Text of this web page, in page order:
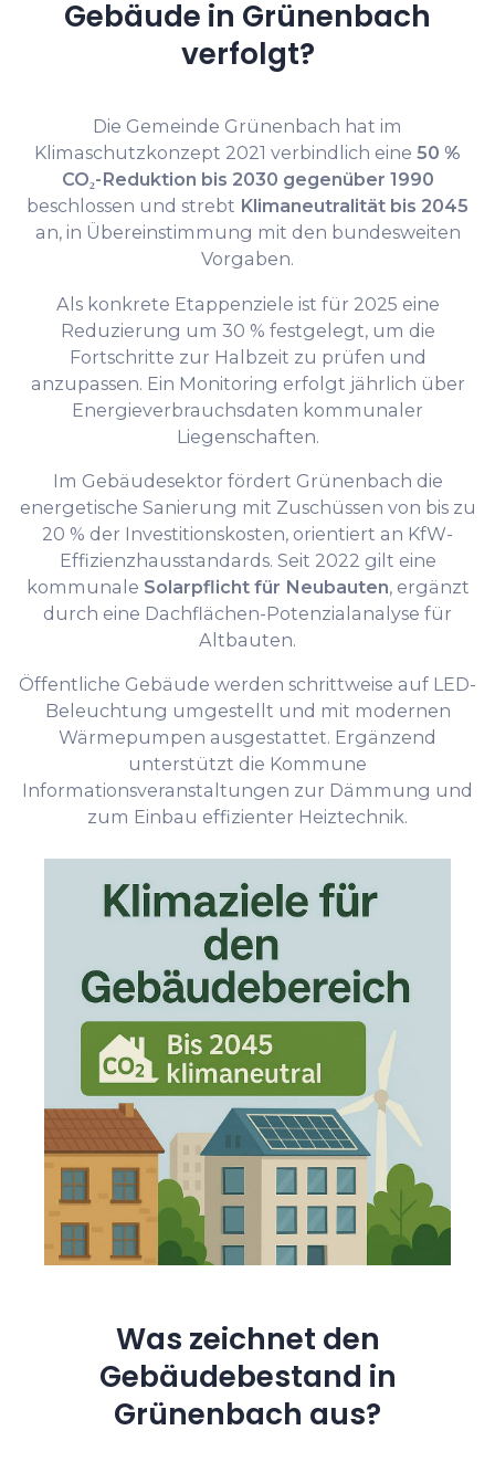
Gebäude in Grünenbach
verfolgt?
Die Gemeinde Grünenbach hat im
Klimaschutzkonzept 2021 verbindlich eine 50 %
CO₂-Reduktion bis 2030 gegenüber 1990
beschlossen und strebt Klimaneutralität bis 2045
an, in Übereinstimmung mit den bundesweiten
Vorgaben.
Als konkrete Etappenziele ist für 2025 eine
Reduzierung um 30 % festgelegt, um die
Fortschritte zur Halbzeit zu prüfen und
anzupassen. Ein Monitoring erfolgt jährlich über
Energieverbrauchsdaten kommunaler
Liegenschaften.
Im Gebäudesektor fördert Grünenbach die
energetische Sanierung mit Zuschüssen von bis zu
20 % der Investitionskosten, orientiert an KfW-
Effizienzhausstandards. Seit 2022 gilt eine
kommunale Solarpflicht für Neubauten, ergänzt
durch eine Dachflächen-Potenzialanalyse für
Altbauten.
Öffentliche Gebäude werden schrittweise auf LED-
Beleuchtung umgestellt und mit modernen
Wärmepumpen ausgestattet. Ergänzend
unterstützt die Kommune
Informationsveranstaltungen zur Dämmung und
zum Einbau effizienter Heiztechnik.
Was zeichnet den
Gebäudebestand in
Grünenbach aus?